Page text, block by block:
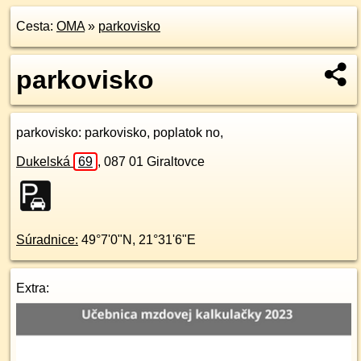
Cesta: OMA» parkovisko
parkovisko
parkovisko: parkovisko, poplatok no,
Dukelská 69 , 087 01 Giraltovce
Súradnice: 49°7'0"N , 21°31'6"E
Extra: